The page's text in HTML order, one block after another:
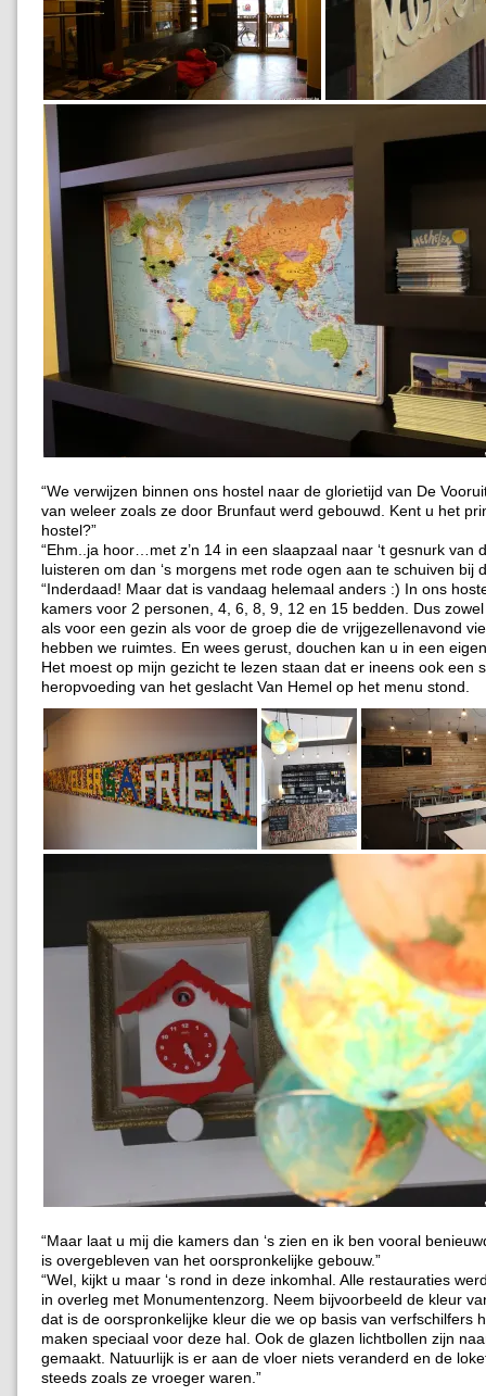
“We verwijzen binnen ons hostel naar de glorietijd van De
van weleer zoals ze door Brunfaut werd gebouwd. Kent u het
hostel?”
“Ehm..ja hoor…met z’n 14 in een slaapzaal naar ‘t gesnurk van
luisteren om dan ‘s morgens met rode ogen aan te schuiven bij
“Inderdaad! Maar dat is vandaag helemaal anders :) In ons
kamers voor 2 personen, 4, 6, 8, 9, 12 en 15 bedden. Dus
als voor een gezin als voor de groep die de vrijgezellenavond
hebben we ruimtes. En wees gerust, douchen kan u in een
Het moest op mijn gezicht te lezen staan dat er ineens ook een
heropvoeding van het geslacht Van Hemel op het menu stond.
“Maar laat u mij die kamers dan ‘s zien en ik ben vooral
is overgebleven van het oorspronkelijke gebouw.”
“Wel, kijkt u maar ‘s rond in deze inkomhal. Alle restauraties
in overleg met Monumentenzorg. Neem bijvoorbeeld de kleur
dat is de oorspronkelijke kleur die we op basis van verfschilfers
maken speciaal voor deze hal. Ook de glazen lichtbollen zijn
gemaakt. Natuurlijk is er aan de vloer niets veranderd en de
steeds zoals ze vroeger waren.”